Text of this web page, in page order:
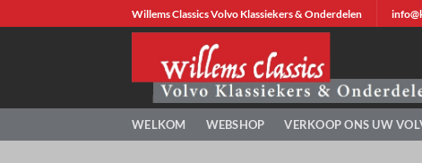
naar
Willems Classics Volvo Klassiekers & Onderdelen
WELKOM WEBSHOP VERKOOP ONS UW